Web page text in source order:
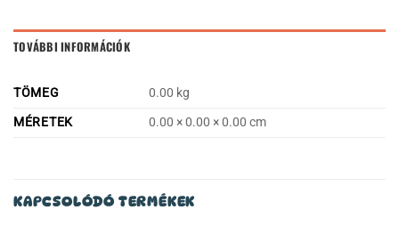
TOVÁBBI INFORMÁCIÓK
TÖMEG
0.00 kg
MÉRETEK
0.00 × 0.00 × 0.00 cm
KAPCSOLÓDÓ TERMÉKEK